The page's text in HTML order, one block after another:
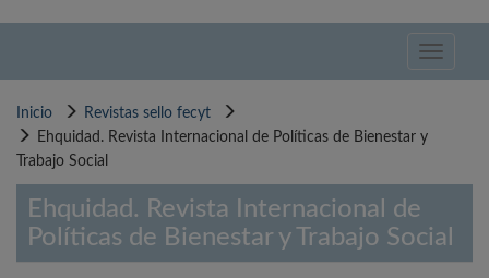
Toggle
Inicio
Revistas sello fecyt
Ehquidad. Revista Internacional de Políticas de Bienestar y
Trabajo Social
Ehquidad. Revista Internacional de
Políticas de Bienestar y Trabajo Social